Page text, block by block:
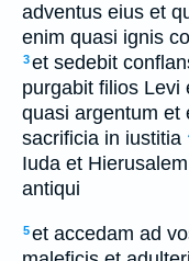
adventus eius et
enim quasi ignis
3et sedebit
purgabit filios Levi
quasi argentum et
sacrificia in iustitia
Iuda et
antiqui
5et accedam ad